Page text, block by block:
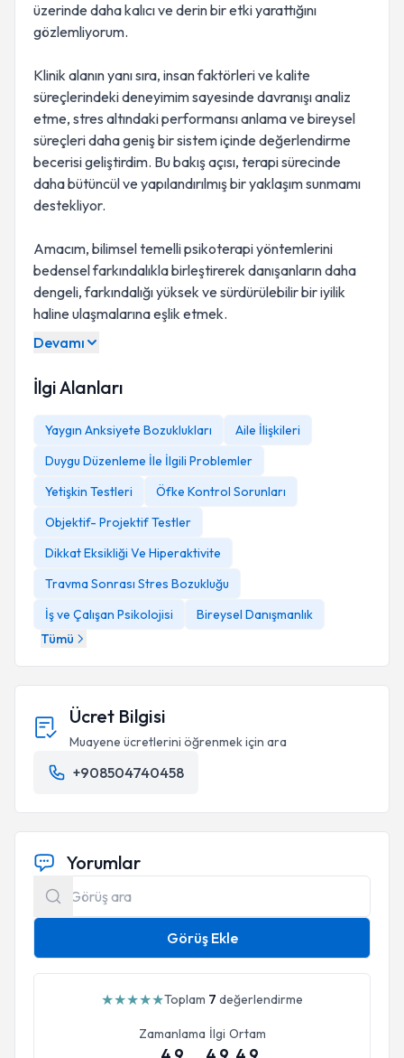
üzerinde daha kalıcı ve derin bir etki yarattığını
gözlemliyorum.
Klinik alanın yanı sıra, insan faktörleri ve kalite
süreçlerindeki deneyimim sayesinde davranışı analiz
etme, stres altındaki performansı anlama ve bireysel
süreçleri daha geniş bir sistem içinde değerlendirme
becerisi geliştirdim. Bu bakış açısı, terapi sürecinde
daha bütüncül ve yapılandırılmış bir yaklaşım sunmamı
destekliyor.
Amacım, bilimsel temelli psikoterapi yöntemlerini
bedensel farkındalıkla birleştirerek danışanların daha
dengeli, farkındalığı yüksek ve sürdürülebilir bir iyilik
haline ulaşmalarına eşlik etmek.
Devamı
İlgi Alanları
Yaygın Anksiyete Bozuklukları
Aile İlişkileri
Duygu Düzenleme İle İlgili Problemler
Yetişkin Testleri
Öfke Kontrol Sorunları
Objektif- Projektif Testler
Dikkat Eksikliği Ve Hiperaktivite
Travma Sonrası Stres Bozukluğu
İş ve Çalışan Psikolojisi
Bireysel Danışmanlık
Tümü
Ücret Bilgisi
Muayene ücretlerini öğrenmek için ara
+908504740458
Yorumlar
Görüş Ekle
★★★★★Toplam 7 değerlendirme
Zamanlama İlgi Ortam